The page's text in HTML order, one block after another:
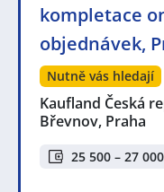
kompletace
objednávek,
Nutně vás hledají
Kaufland Česká
Břevnov, Praha
25 500 – 27